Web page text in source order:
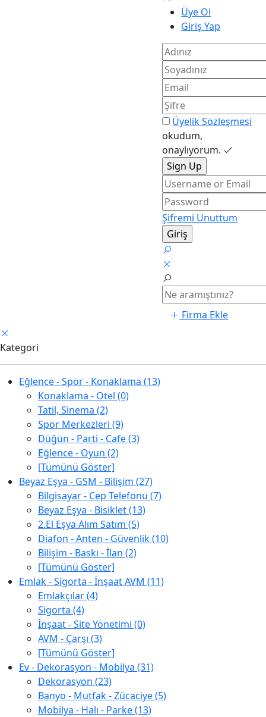
Üye Ol
Giriş Yap
Üyelik Sözleşmesi
okudum,
onaylıyorum.
Şifremi Unuttum
Firma Ekle
Kategori
Eğlence - Spor - Konaklama (13)
Konaklama - Otel (0)
Tatil, Sinema (2)
Spor Merkezleri (9)
Düğün - Parti - Cafe (3)
Eğlence - Oyun (2)
[Tümünü Göster]
Beyaz Eşya - GSM - Bilişim (27)
Bilgisayar - Cep Telefonu (7)
Beyaz Eşya - Bisiklet (13)
2.El Eşya Alım Satım (5)
Diafon - Anten - Güvenlik (10)
Bilişim - Baskı - İlan (2)
[Tümünü Göster]
Emlak - Sigorta - İnşaat AVM (11)
Emlakçılar (4)
Sigorta (4)
İnşaat - Site Yönetimi (0)
AVM - Çarşı (3)
[Tümünü Göster]
Ev - Dekorasyon - Mobilya (31)
Dekorasyon (23)
Banyo - Mutfak - Zücaciye (5)
Mobilya - Halı - Parke (13)